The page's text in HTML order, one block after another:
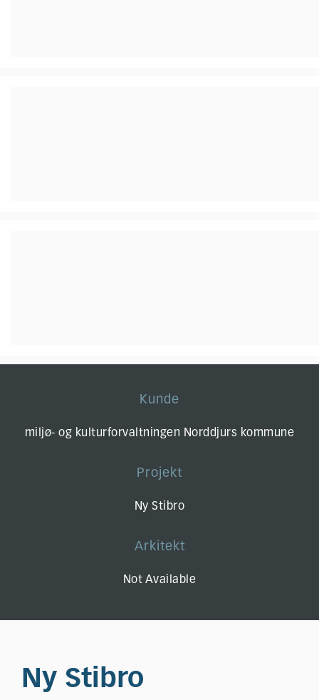
Kunde
miljø- og kulturforvaltningen Norddjurs kommune
Projekt
Ny Stibro
Arkitekt
Not Available
Ny Stibro